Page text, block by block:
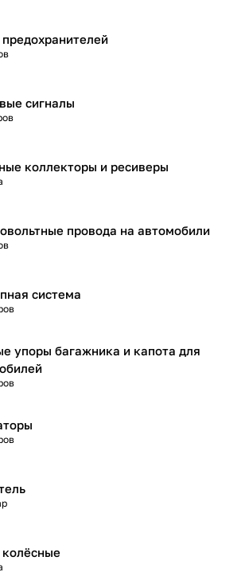
сигналы
коллекторы и ресиверы
провода на автомобили
система
упоры багажника и капота для